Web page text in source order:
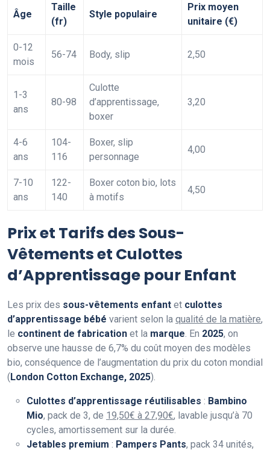
Âge
Taille
(fr)
Style populaire
Prix moyen
unitaire (€)
0-12
mois
56-74 Body, slip 2,50
1-3
ans
80-98
Culotte
d’apprentissage,
boxer
3,20
4-6
ans
104-
116
Boxer, slip
personnage
4,00
7-10
ans
122-
140
Boxer coton bio, lots
à motifs
4,50
Prix et Tarifs des Sous-
Vêtements et Culottes
d’Apprentissage pour Enfant
Les prix des sous-vêtements enfant et culottes
d’apprentissage bébé varient selon la qualité de la matière,
le continent de fabrication et la marque . En 2025, on
observe une hausse de 6,7% du coût moyen des modèles
bio, conséquence de l’augmentation du prix du coton mondial
(London Cotton Exchange, 2025).
Culottes d’apprentissage réutilisables : Bambino
Mio, pack de 3, de 19,50€ à 27,90€, lavable jusqu’à 70
cycles, amortissement sur la durée.
Jetables premium : Pampers Pants, pack 34 unités,